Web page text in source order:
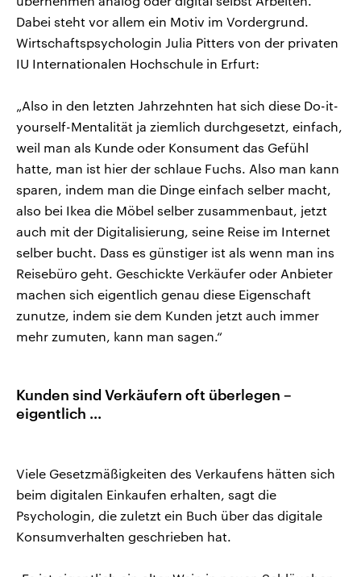
Dabei steht vor allem ein Motiv im Vordergrund.
Wirtschaftspsychologin Julia Pitters von der privaten
IU Internationalen Hochschule in Erfurt:
„Also in den letzten Jahrzehnten hat sich diese Do-it-
yourself-Mentalität ja ziemlich durchgesetzt, einfach,
weil man als Kunde oder Konsument das Gefühl
hatte, man ist hier der schlaue Fuchs. Also man kann
sparen, indem man die Dinge einfach selber macht,
also bei Ikea die Möbel selber zusammenbaut, jetzt
auch mit der Digitalisierung, seine Reise im Internet
selber bucht. Dass es günstiger ist als wenn man ins
Reisebüro geht. Geschickte Verkäufer oder Anbieter
machen sich eigentlich genau diese Eigenschaft
zunutze, indem sie dem Kunden jetzt auch immer
mehr zumuten, kann man sagen.“
Kunden sind Verkäufern oft überlegen –
eigentlich ...
Viele Gesetzmäßigkeiten des Verkaufens hätten sich
beim digitalen Einkaufen erhalten, sagt die
Psychologin, die zuletzt ein Buch über das digitale
Konsumverhalten geschrieben hat.